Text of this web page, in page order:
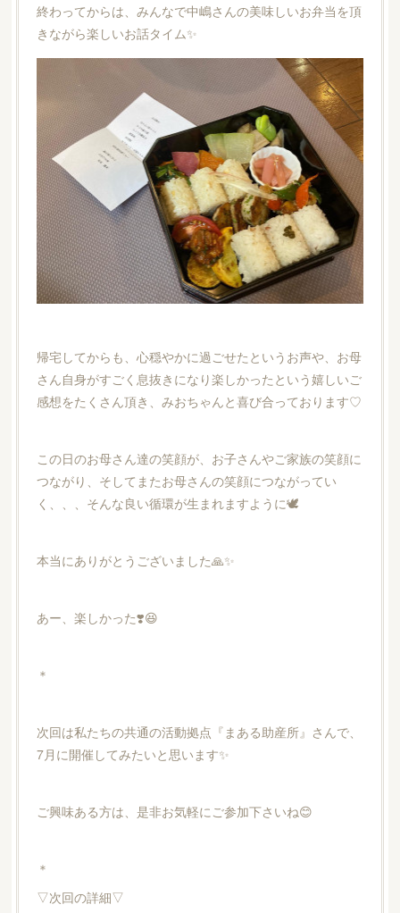
終わってからは、みんなで中嶋さんの美味しいお弁当を頂
きながら楽しいお話タイム✨
帰宅してからも、心穏やかに過ごせたというお声や、お母
さん自身がすごく息抜きになり楽しかったという嬉しいご
感想をたくさん頂き、みおちゃんと喜び合っております♡
この日のお母さん達の笑顔が、お子さんやご家族の笑顔に
つながり、そしてまたお母さんの笑顔につながってい
く、、、そんな良い循環が生まれますように🕊
本当にありがとうございました🙏✨
あー、楽しかった❣️😆
＊
次回は私たちの共通の活動拠点『まある助産所』さんで、
7月に開催してみたいと思います✨
ご興味ある方は、是非お気軽にご参加下さいね😊
＊
▽次回の詳細▽